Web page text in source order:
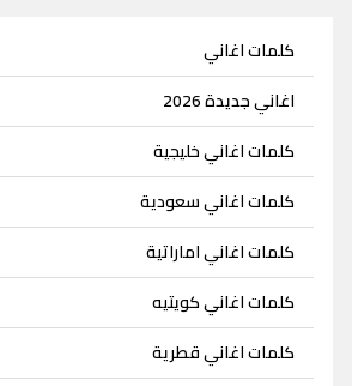
كلمات اغاني
اغاني جديدة 2026
كلمات اغاني خليجية
كلمات اغاني سعودية
كلمات اغاني اماراتية
كلمات اغاني كويتيه
كلمات اغاني قطرية